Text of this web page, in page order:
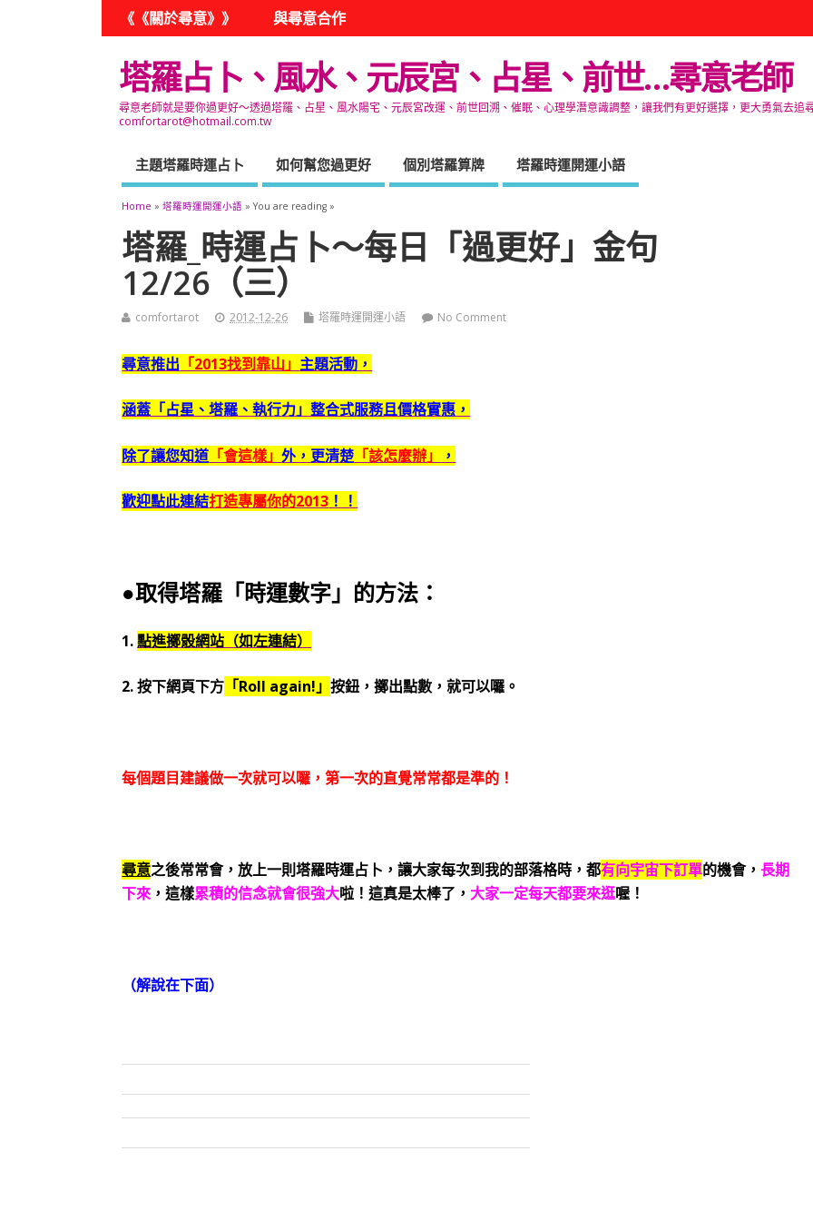
《《關於尋意》》 與尋意合作
塔羅占卜、風水、元辰宮、占星、前世…尋意老師
尋意老師就是要你過更好～透過塔羅、占星、風水陽宅、元辰宮改運、前世回溯、催眠、心理學潛意識調整，讓我們有更好選擇，更大勇氣去
comfortarot@hotmail.com.tw
主題塔羅時運占卜 如何幫您過更好 個別塔羅算牌 塔羅時運開運小語
Home »塔羅時運開運小語 » You are reading »
塔羅_時運占卜～每日「過更好」金句
12/26（三）
comfortarot 2012-12-26 塔羅時運開運小語 No Comment
尋意推出 「2013找到靠山」 主題活動，
涵蓋「占星、塔羅、執行力」整合式服務且價格實惠，
除了讓您知道 「會這樣」外，更清楚 「該怎麼辦」 ，
歡迎點此連結打造專屬你的2013 ！！
●取得塔羅「時運數字」的方法：
1.點進擲骰網站（如左連結）
2. 按下網頁下方 「Roll again!」按鈕，擲出點數，就可以囉。
每個題目建議做一次就可以囉，第一次的直覺常常都是準的！
尋意之後常常會，放上一則塔羅時運占卜，讓大家每次到我的部落格時，都有向宇宙下訂單的機會，長期
下來 ，這樣累積的信念就會很強大啦！這真是太棒了， 大家一定每天都要來逛喔！
（解說在下面）